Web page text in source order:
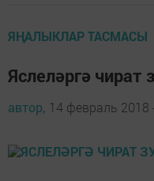
ЯҢАЛЫКЛАР ТАСМАСЫ
Яслеләргә чират
автор, 14 февраль 2018